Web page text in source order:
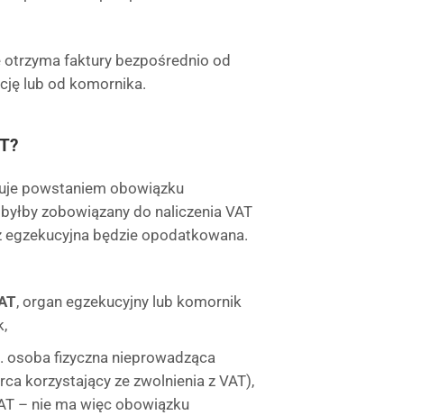
faktury bezpośrednio od
lub od komornika.
powstaniem obowiązku
zobowiązany do naliczenia VAT
będzie opodatkowana.
, organ egzekucyjny lub komornik
osoba fizyczna nieprowadząca
korzystający ze zwolnienia z VAT),
– nie ma więc obowiązku